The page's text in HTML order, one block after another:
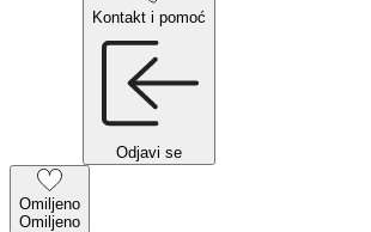
Kontakt i pomoć
Odjavi se
Omiljeno
Omiljeno